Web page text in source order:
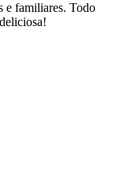
e familiares. Todo